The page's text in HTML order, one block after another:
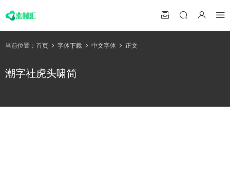
当前位置： 首页 字体下载 中文字体 正文
潮字社虎头啸简